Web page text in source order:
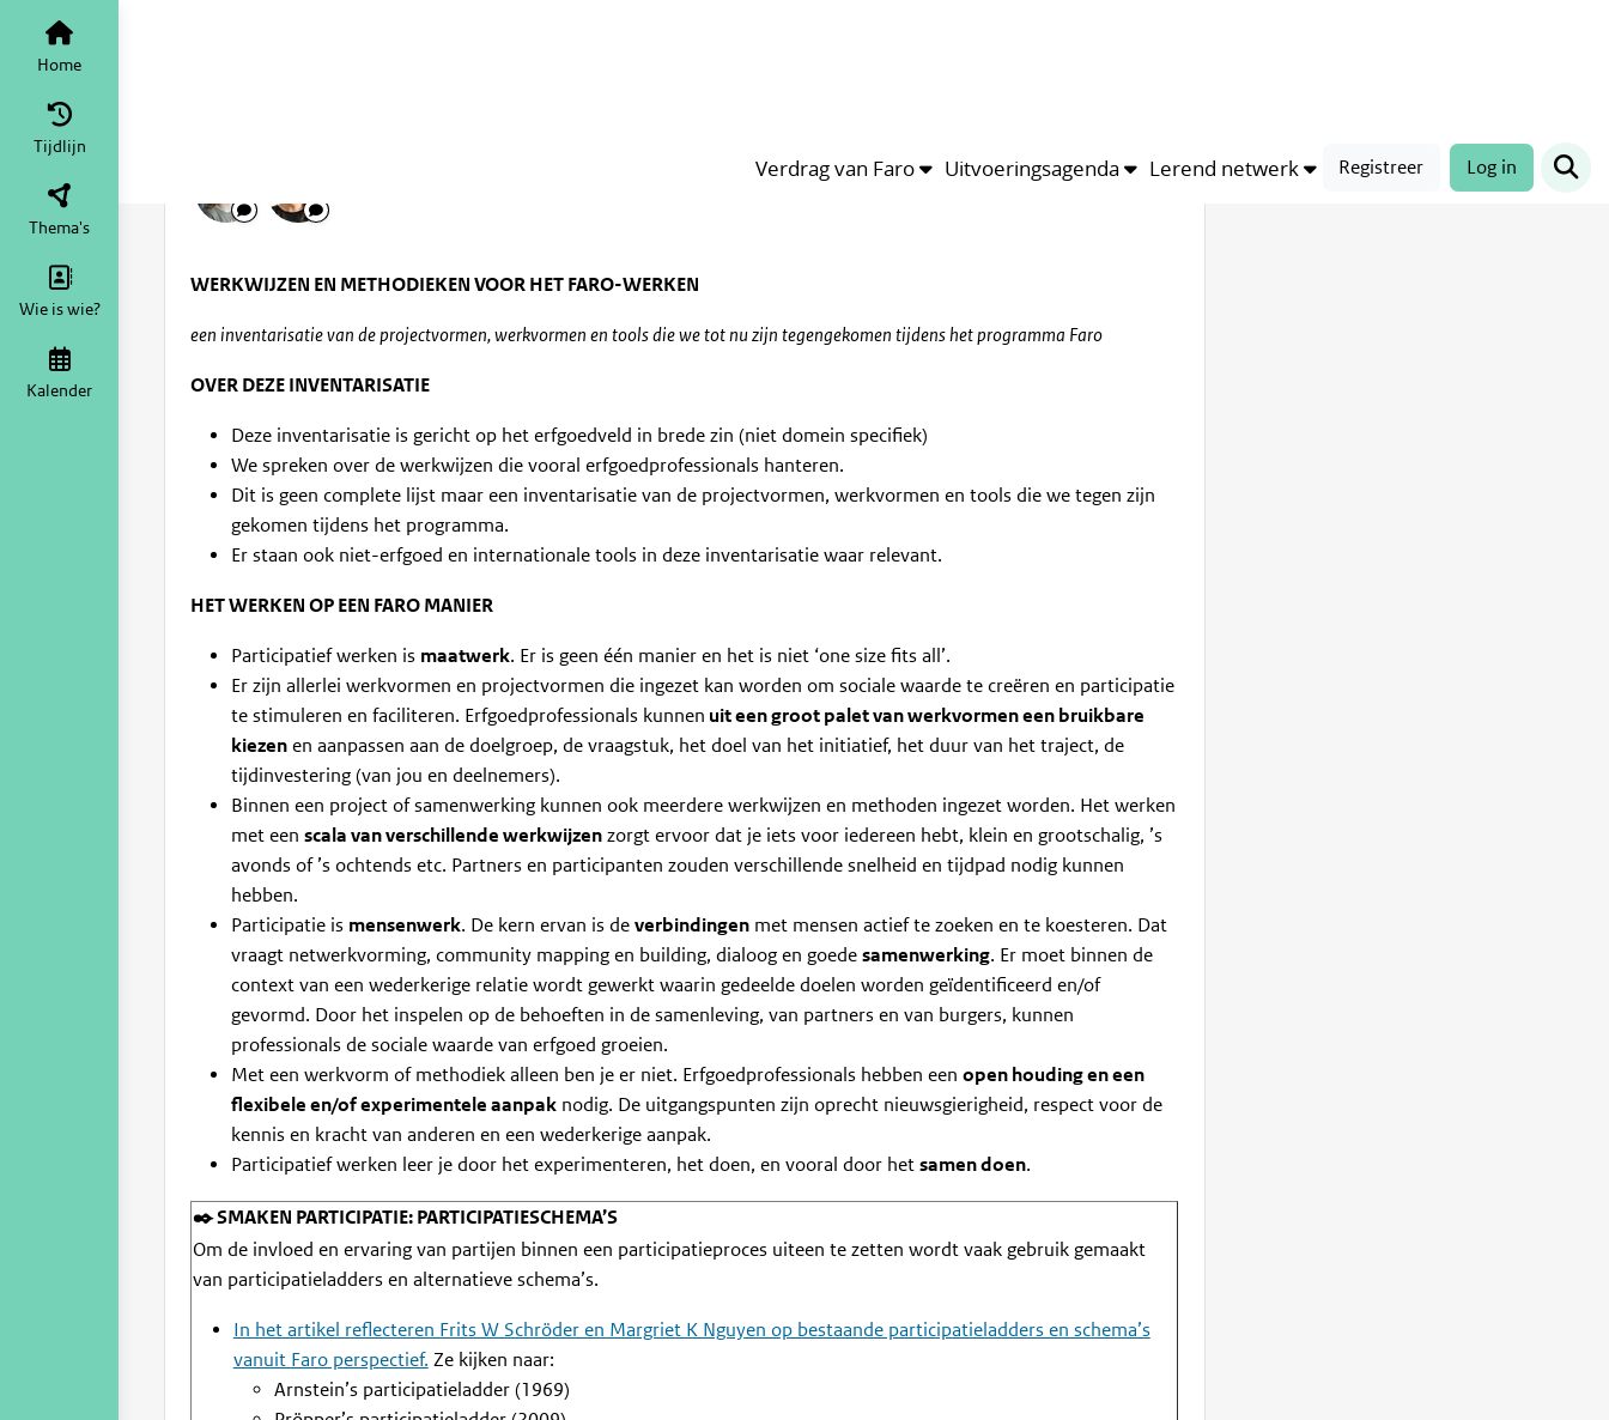
Verdrag van Faro Uitvoeringsagenda Lerend netwerk Registreer Log in
Home
Tijdlijn
Thema's
Wie is wie?
Kalender
WERKWIJZEN EN METHODIEKEN VOOR HET FARO-WERKEN
een inventarisatie van de projectvormen, werkvormen en tools die we tot nu zijn tegengekomen tijdens het programma Faro
OVER DEZE INVENTARISATIE
Deze inventarisatie is gericht op het erfgoedveld in brede zin (niet domein specifiek)
We spreken over de werkwijzen die vooral erfgoedprofessionals hanteren.
Dit is geen complete lijst maar een inventarisatie van de projectvormen, werkvormen en tools die we tegen zijn
gekomen tijdens het programma.
Er staan ook niet-erfgoed en internationale tools in deze inventarisatie waar relevant.
HET WERKEN OP EEN FARO MANIER
Participatief werken is maatwerk. Er is geen één manier en het is niet ‘one size fits all’.
Er zijn allerlei werkvormen en projectvormen die ingezet kan worden om sociale waarde te creëren en participatie
te stimuleren en faciliteren. Erfgoedprofessionals kunnen uit een groot palet van werkvormen een bruikbare
kiezenen aanpassen aan de doelgroep, de vraagstuk, het doel van het initiatief, het duur van het traject, de
tijdinvestering (van jou en deelnemers).
Binnen een project of samenwerking kunnen ook meerdere werkwijzen en methoden ingezet worden. Het werken
met een scala van verschillende werkwijzenzorgt ervoor dat je iets voor iedereen hebt, klein en grootschalig, ’s
avonds of ’s ochtends etc. Partners en participanten zouden verschillende snelheid en tijdpad nodig kunnen
hebben.
Participatie is mensenwerk. De kern ervan is de verbindingenmet mensen actief te zoeken en te koesteren. Dat
vraagt netwerkvorming, community mapping en building, dialoog en goede samenwerking. Er moet binnen de
context van een wederkerige relatie wordt gewerkt waarin gedeelde doelen worden geïdentificeerd en/of
gevormd. Door het inspelen op de behoeften in de samenleving, van partners en van burgers, kunnen
professionals de sociale waarde van erfgoed groeien.
Met een werkvorm of methodiek alleen ben je er niet. Erfgoedprofessionals hebben een open houding en een
flexibele en/of experimentele aanpaknodig. De uitgangspunten zijn oprecht nieuwsgierigheid, respect voor de
kennis en kracht van anderen en een wederkerige aanpak.
Participatief werken leer je door het experimenteren, het doen, en vooral door het samen doen.
✒️ SMAKEN PARTICIPATIE: PARTICIPATIESCHEMA’S
Om de invloed en ervaring van partijen binnen een participatieproces uiteen te zetten wordt vaak gebruik gemaakt
van participatieladders en alternatieve schema’s.
In het artikel reflecteren Frits W Schröder en Margriet K Nguyen op bestaande participatieladders en schema’s
vanuit Faro perspectief. Ze kijken naar:
Arnstein’s participatieladder (1969)